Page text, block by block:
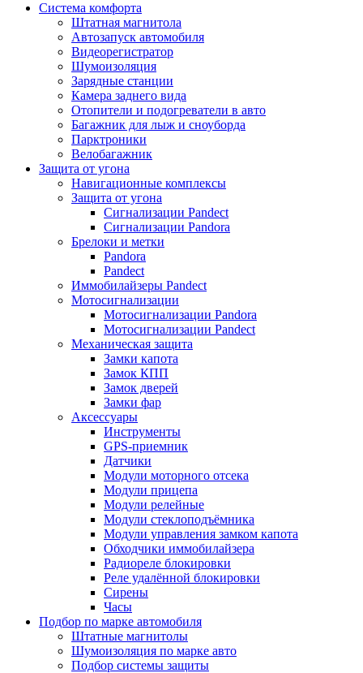
Система комфорта
Штатная магнитола
Автозапуск автомобиля
Видеорегистратор
Шумоизоляция
Зарядные станции
Камера заднего вида
Отопители и подогреватели в авто
Багажник для лыж и сноуборда
Парктроники
Велобагажник
Защита от угона
Навигационные комплексы
Защита от угона
Сигнализации Pandect
Сигнализации Pandora
Брелоки и метки
Pandora
Pandect
Иммобилайзеры Pandect
Мотосигнализации
Мотосигнализации Pandora
Мотосигнализации Pandect
Механическая защита
Замки капота
Замок КПП
Замок дверей
Замки фар
Аксессуары
Инструменты
GPS-приемник
Датчики
Модули моторного отсека
Модули прицепа
Модули релейные
Модули стеклоподъёмника
Модули управления замком капота
Обходчики иммобилайзера
Радиореле блокировки
Реле удалённой блокировки
Сирены
Часы
Подбор по марке автомобиля
Штатные магнитолы
Шумоизоляция по марке авто
Подбор системы защиты